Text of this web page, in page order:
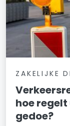
ZAKELIJKE
hoe regelt
gedoe?